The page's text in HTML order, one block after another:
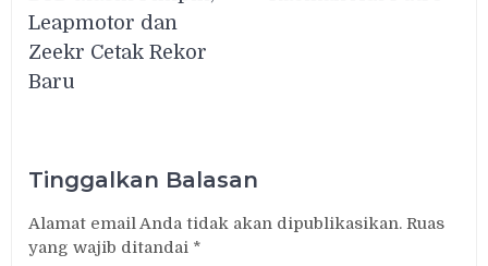
Leapmotor dan
Zeekr Cetak Rekor
Baru
Tinggalkan Balasan
Alamat email Anda tidak akan dipublikasikan. Ruas
yang wajib ditandai *